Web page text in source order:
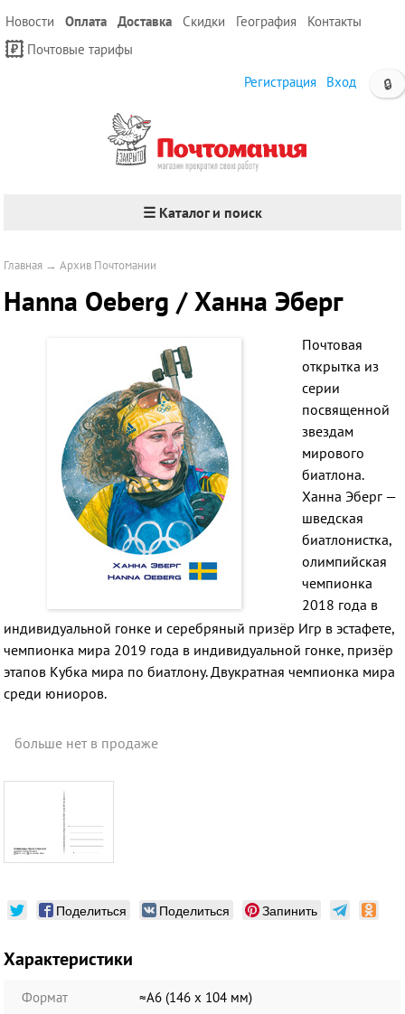
Новости Оплата Доставка Скидки География
Контакты
Почтовые тарифы
🔒
Регистрация Вход
☰ Каталог и поиск
Главная →Архив Почтомании
Hanna Oeberg / Ханна Эберг
Почтовая
открытка из
серии
посвященной
звездам
мирового
биатлона.
Ханна Эберг —
шведская
биатлонистка,
олимпийская
чемпионка
2018 года в
индивидуальной гонке и серебряный призёр Игр в эстафете,
чемпионка мира 2019 года в индивидуальной гонке, призёр
этапов Кубка мира по биатлону. Двукратная чемпионка мира
среди юниоров.
больше нет в продаже
Поделиться Поделиться Запинить
Характеристики
Формат ≈А6 (146 х 104 мм)